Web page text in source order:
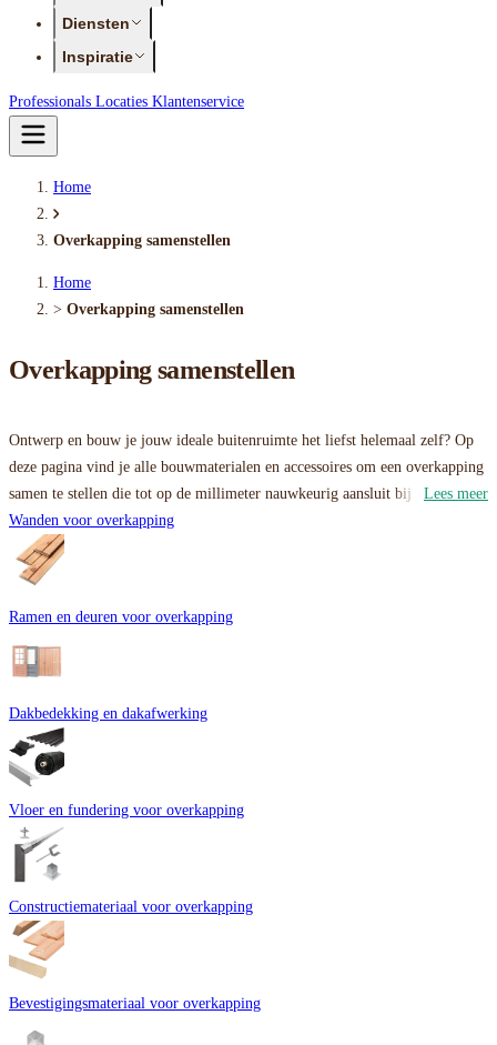
Diensten
Inspiratie
Professionals Locaties Klantenservice
Home
Overkapping samenstellen
Home
> Overkapping samenstellen
Overkapping samenstellen
Ontwerp en bouw je jouw ideale buitenruimte het liefst helemaal zelf? Op
deze pagina vind je alle bouwmaterialen en accessoires om een overkapping
samen te stellen die tot op de millimeter nauwkeurig aansluit bij jouw
wensen. Van robuuste staanders en stevige funderingen tot dichte wanden,
luxe glazen schuifwanden en de kleinste schroeven: wij hebben alles in huis
voor een vliegende start.
Lees meer
Wanden voor overkapping
Ramen en deuren voor overkapping
Dakbedekking en dakafwerking
Vloer en fundering voor overkapping
Constructiemateriaal voor overkapping
Bevestigingsmateriaal voor overkapping